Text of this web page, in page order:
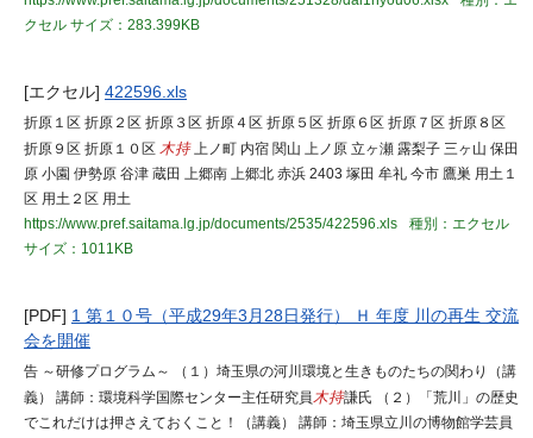
クセル サイズ：283.399KB
[エクセル] 422596.xls
折原１区 折原２区 折原３区 折原４区 折原５区 折原６区 折原７区 折原８区
折原９区 折原１０区 木持上ノ町 内宿 関山 上ノ原 立ヶ瀬 露梨子 三ヶ山 保田
原 小園 伊勢原 谷津 蔵田 上郷南 上郷北 赤浜 2403 塚田 牟礼 今市 鷹巣 用土１
区 用土２区 用土
https://www.pref.saitama.lg.jp/documents/2535/422596.xls
種別：エクセル
サイズ：1011KB
[PDF] 1 第１０号（平成29年3月28日発行） Ｈ 年度 川の再生 交流
会を開催
告 ～研修プログラム～ （１）埼玉県の河川環境と生きものたちの関わり（講
義） 講師：環境科学国際センター主任研究員木持謙氏 （２）「荒川」の歴史
でこれだけは押さえておくこと！（講義） 講師：埼玉県立川の博物館学芸員